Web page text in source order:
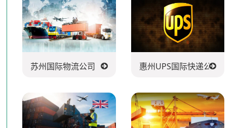
苏州国际物流公司 惠州UPS国际快递公司